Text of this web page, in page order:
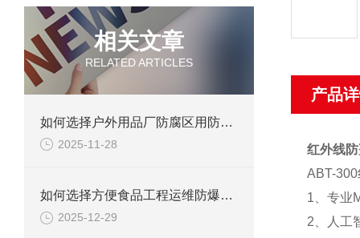
相关文章
RELATED ARTICLES
如何选择户外用品厂防腐区用防爆柜？
2025-11-28
如何选择方便食品工程运维防爆区用防爆柜?
2025-12-29
产品
红外线
ABT-
1、专业
2、人工